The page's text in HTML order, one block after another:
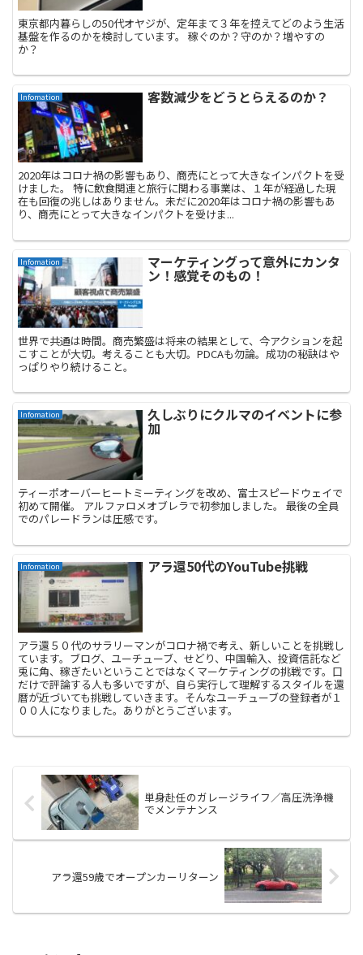
東京都内暮らしの50代オヤジが、定年まて３年を控えてどのよう生活
基盤を作るのかを検討しています。 稼ぐのか？守のか？増やすの
か？
Infomation 客数減少をどうとらえるのか？
2020年はコロナ禍の影響もあり、商売にとって大きなインパクトを受
けました。 特に飲食関連と旅行に関わる事業は、１年が経過した現
在も回復の兆しはありません。未だに2020年はコロナ禍の影響もあ
り、商売にとって大きなインパクトを受けま...
Infomation マーケティングって意外にカンタ
ン！感覚そのもの！
世界で共通は時間。商売繁盛は将来の結果として、今アクションを起
こすことが大切。考えることも大切。PDCAも勿論。成功の秘訣はや
っぱりやり続けること。
Infomation 久しぶりにクルマのイベントに参
加
ティーポオーバーヒートミーティングを改め、富士スピードウェイで
初めて開催。 アルファロメオブレラで初参加しました。 最後の全員
でのパレードランは圧感です。
Infomation アラ還50代のYouTube挑戦
アラ還５０代のサラリーマンがコロナ禍で考え、新しいことを挑戦し
ています。ブログ、ユーチューブ、せどり、中国輸入、投資信託など
兎に角、稼ぎたいということではなくマーケティングの挑戦です。口
だけで評論する人も多いですが、自ら実行して理解するスタイルを還
暦が近づいても挑戦していきます。そんなユーチューブの登録者が１
００人になりました。ありがとうございます。
単身赴任のガレージライフ／高圧洗浄機
でメンテナンス
アラ還59歳でオープンカーリターン